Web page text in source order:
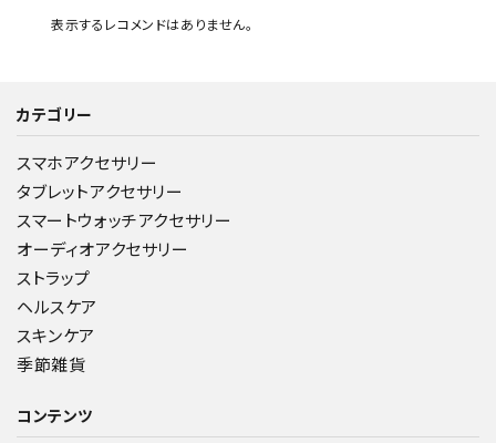
表示するレコメンドはありません。
カテゴリー
スマホアクセサリー
タブレットアクセサリー
スマートウォッチアクセサリー
オーディオアクセサリー
ストラップ
ヘルスケア
スキンケア
季節雑貨
コンテンツ